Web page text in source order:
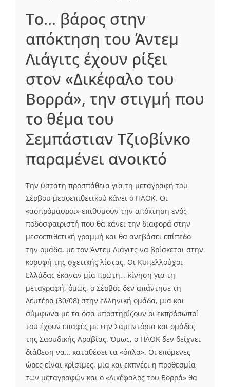
Το… βάρος στην
απόκτηση του Άντεμ
Λιάγιτς έχουν ρίξει
στον «Δικέφαλο του
Βορρά», την στιγμή που
το θέμα του
Σεμπάστιαν Τζιοβίνκο
παραμένει ανοικτό
Την ύστατη προσπάθεια για τη μεταγραφή του
Σέρβου μεσοεπιθετικού κάνει ο ΠΑΟΚ. Οι
«ασπρόμαυροι» επιθυμούν την απόκτηση ενός
ποδοσφαιριστή που θα κάνει την διαφορά στην
μεσοεπιθετική γραμμή και θα ανεβάσει επίπεδο
την ομάδα, με τον Άντεμ Λιάγιτς να βρίσκεται στην
κορυφή της σχετικής λίστας. Οι Κυπελλούχοι
Ελλάδας έκαναν μία πρώτη… κίνηση για τη
μεταγραφή, όμως, ο Σέρβος δεν απάντησε τη
Δευτέρα (30/08) στην ελληνική ομάδα, μια και
σύμφωνα με τα όσα υποστηρίζουν οι εκπρόσωποί
του έχουν επαφές με την Σαμπντόρια και ομάδες
της Σαουδικής Αραβίας. Όμως, ο ΠΑΟΚ δεν δείχνει
διάθεση να… καταθέσει τα «όπλα». Οι επόμενες
ώρες είναι κρίσιμες, μια και εκπνέει η προθεσμία
των μεταγραφών και ο «Δικέφαλος του Βορρά» θα